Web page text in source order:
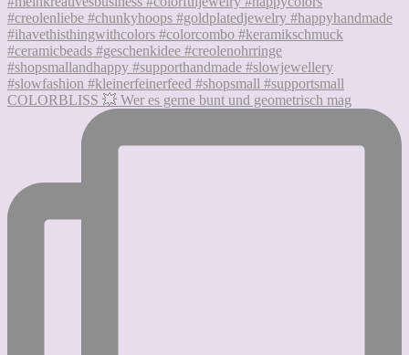
COLORBLISS 💥 Wer es gerne bunt und geometrisch mag